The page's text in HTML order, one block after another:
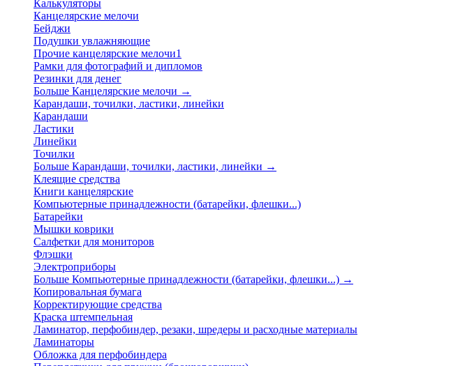
Калькуляторы
Канцелярские мелочи
Бейджи
Подушки увлажняющие
Прочие канцелярские мелочи1
Рамки для фотографий и дипломов
Резинки для денег
Больше Канцелярские мелочи →
Карандаши, точилки, ластики, линейки
Карандаши
Ластики
Линейки
Точилки
Больше Карандаши, точилки, ластики, линейки →
Клеящие средства
Книги канцелярские
Компьютерные принадлежности (батарейки, флешки...)
Батарейки
Мышки коврики
Салфетки для мониторов
Флэшки
Электроприборы
Больше Компьютерные принадлежности (батарейки, флешки...) →
Копировальная бумага
Корректирующие средства
Краска штемпельная
Ламинатор, перфобиндер, резаки, шредеры и расходные материалы
Ламинаторы
Обложка для перфобиндера